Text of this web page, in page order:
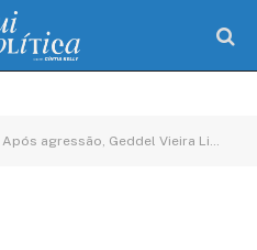
Após agressão, Geddel Vieira Lima publica mensagem sobre reconstrução nas redes sociais